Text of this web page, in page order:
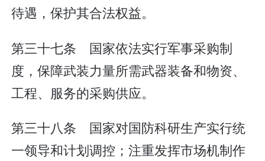
待遇，保护其合法权益。
第三十七条 国家依法实行军事采购制
度，保障武装力量所需武器装备和物资、
工程、服务的采购供应。
第三十八条 国家对国防科研生产实行统
一领导和计划调控；注重发挥市场机制作